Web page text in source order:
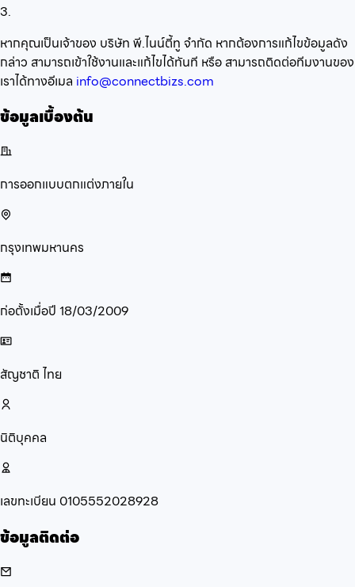
3.
หากคุณเป็นเจ้าของ บริษัท พี.ไนน์ตี้ทู จำกัด หากต้องการแก้ไขข้อมูลดัง
กล่าว สามารถเข้าใช้งานและแก้ไขได้ทันที หรือ สามารถติดต่อทีมงานของ
เราได้ทางอีเมล info@connectbizs.com
ข้อมูลเบื้องต้น
การออกแบบตกแต่งภายใน
กรุงเทพมหานคร
ก่อตั้งเมื่อปี 18/03/2009
สัญชาติ ไทย
นิติบุคคล
เลขทะเบียน 0105552028928
ข้อมูลติดต่อ